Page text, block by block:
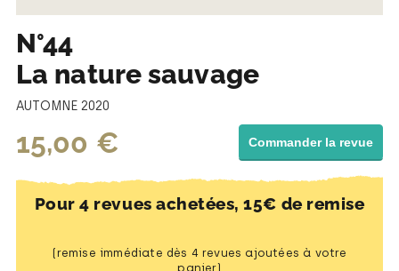
N°44
La nature sauvage
AUTOMNE 2020
15,00 € Commander la revue
Pour 4 revues achetées, 15€ de remise
(remise immédiate dès 4 revues ajoutées à votre
panier)